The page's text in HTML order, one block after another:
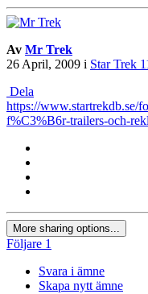
Av Mr Trek
26 April, 2009 i Star Trek
Dela
https://www.startrekdb.se/
f%C3%B6r-trailers-och-
More sharing options...
Följare 1
Svara i ämne
Skapa nytt ämne